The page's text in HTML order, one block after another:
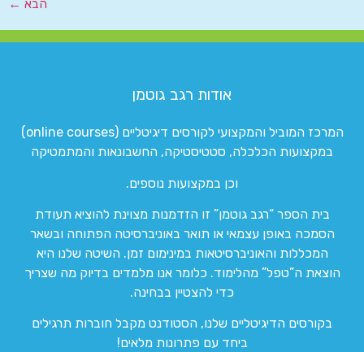
הבא ←
אודות רגב גוטמן
המרכז המוביל והמקצועי לקורסים דיגיטליים (online courses)
במקצועות הכלכלה, סטטיסטיקה, החשבונאות והמתמטיקה
וכן במקצועות נוספים.
בית הספר “רגב גוטמן” זו הזדמנות מצוינת להוציא תעודת
הסמכה באופן עצמאי או תואר באוניברסיטה הפתוחה ובשאר
המכללות והאוניברסיטאות במינימום זמן. השיטה שלנו היא
הוצאת ה”טפל” מהלימוד. כלומר אנו מלמדים בדיוק מה שצריך
כדי להצטיין בבחינה.
בקורסים הדיגיטליים שלנו, הסטודנט מקבל חוברות תרגילים
ביחד עם פתרונות מלאים!